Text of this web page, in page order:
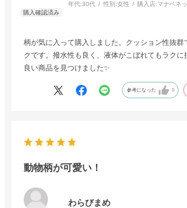
年代:30代 性別:女性 購入店:マナベネ
柄が気に入って購入しました。クッション性抜群
クです。撥水性も良く、液体がこぼれてもラクに
良い商品を見つけました✨
参考になった 0
動物柄が可愛い！
わらびまめ